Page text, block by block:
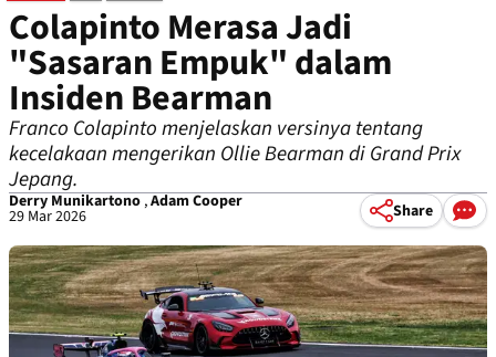
Colapinto Merasa Jadi
"Sasaran Empuk" dalam
Insiden Bearman
Franco Colapinto menjelaskan versinya tentang
kecelakaan mengerikan Ollie Bearman di Grand Prix
Jepang.
Derry Munikartono,Adam Cooper
29 Mar 2026 Share